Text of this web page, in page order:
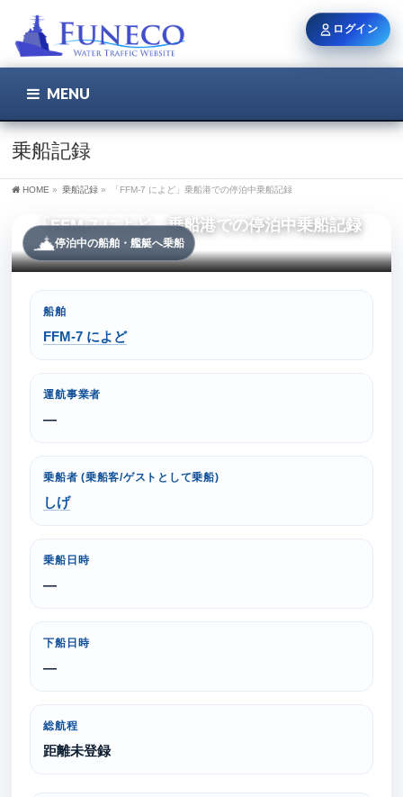
MENU
乗船記録
HOME » 乗船記録 » 「FFM-7 によど」乗船港での停泊中乗船記録
停泊中の船舶・艦艇へ乗船
「FFM-7 によど」乗船港での停泊中乗船記録
船舶
FFM-7 によど
運航事業者
—
乗船者 (乗船客/ゲストとして乗船)
しげ
乗船日時
—
下船日時
—
総航程
距離未登録
ログイン
ユーザー名 / メール